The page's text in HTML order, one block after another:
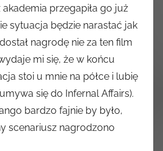
przegapiła go już
sytuacja będzie narastać jak
nagrodę nie za ten film
mi się, że w końcu
stoi u mnie na półce i lubię
się do Infernal Affairs).
bardzo fajnie by było,
scenariusz nagrodzono